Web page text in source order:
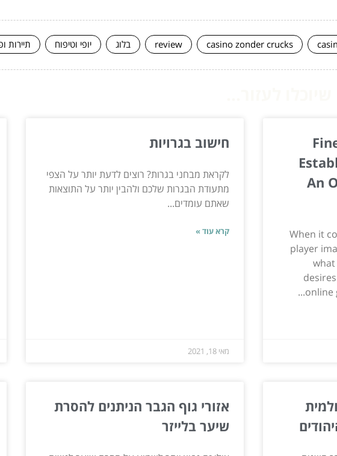
casino zonder crucks
review בלוג יופי וטיפוח תיירות
An
When it
player
online
חישוב בגרויות
לקראת מבחני בגרות? רוצים לדעת יותר על הצפי
מתעודת הבגרות שלכם ולהבין יותר על התוצאות
שאתם עומדים...
קרא עוד »
מאי 18, 2021
אזורי גוף הגבר הניתנים להסרת
שיער בלייזר